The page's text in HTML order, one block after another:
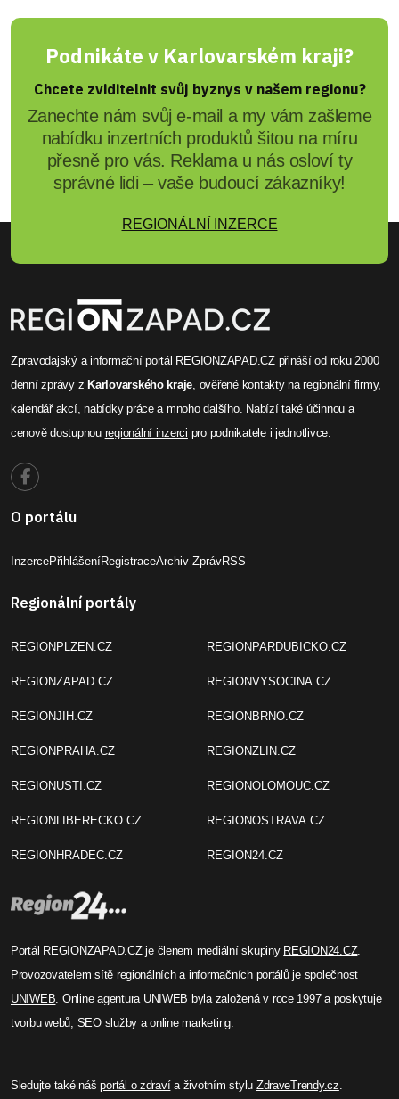
Podnikáte v Karlovarském kraji?
Chcete zviditelnit svůj byznys v našem regionu?
Zanechte nám svůj e-mail a my vám zašleme
nabídku inzertních produktů šitou na míru
přesně pro vás. Reklama u nás osloví ty
správné lidi – vaše budoucí zákazníky!
REGIONÁLNÍ INZERCE
Zpravodajský a informační portál REGIONZAPAD.CZ přináší od roku 2000
denní zprávyz Karlovarského kraje, ověřené kontakty na regionální firmy,
kalendář akcí,nabídky prácea mnoho dalšího. Nabízí také účinnou a
cenově dostupnou regionální inzerci pro podnikatele i jednotlivce.
O portálu
InzercePřihlášeníRegistraceArchiv ZprávRSS
Regionální portály
REGIONPLZEN.CZ
REGIONZAPAD.CZ
REGIONJIH.CZ
REGIONPRAHA.CZ
REGIONUSTI.CZ
REGIONLIBERECKO.CZ
REGIONHRADEC.CZ
REGIONPARDUBICKO.CZ
REGIONVYSOCINA.CZ
REGIONBRNO.CZ
REGIONZLIN.CZ
REGIONOLOMOUC.CZ
REGIONOSTRAVA.CZ
REGION24.CZ
Portál REGIONZAPAD.CZ je členem mediální skupiny REGION24.CZ.
Provozovatelem sítě regionálních a informačních portálů je společnost
UNIWEB. Online agentura UNIWEB byla založená v roce 1997 a poskytuje
tvorbu webů, SEO služby a online marketing.
Sledujte také nášportál o zdravía životním stylu ZdraveTrendy.cz.